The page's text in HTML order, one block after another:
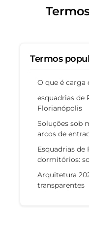
Termos
O que é carga
esquadrias de
Florianópolis
Soluções sob
arcos de
Esquadrias
dormitórios:
Arquitetura
transparentes